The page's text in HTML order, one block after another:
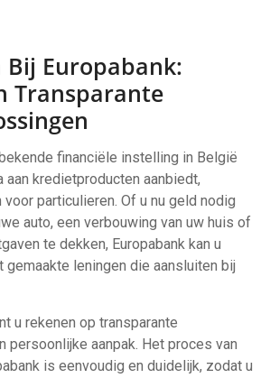
Bij Europabank:
Transparante
financiële instelling in België
kredietproducten aanbiedt,
particulieren. Of u nu geld nodig
auto, een verbouwing van uw huis of
te dekken, Europabank kan u
gemaakte leningen die aansluiten bij
u rekenen op transparante
persoonlijke aanpak. Het proces van
is eenvoudig en duidelijk, zodat u